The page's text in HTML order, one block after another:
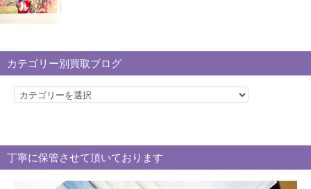
カテゴリー別買取ブログ
カ
リ
ー
丁寧に保管させて頂いております